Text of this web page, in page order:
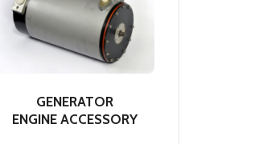
GENERATOR
ENGINE ACCESSORY